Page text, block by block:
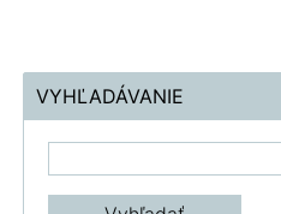
VYHĽADÁVANIE